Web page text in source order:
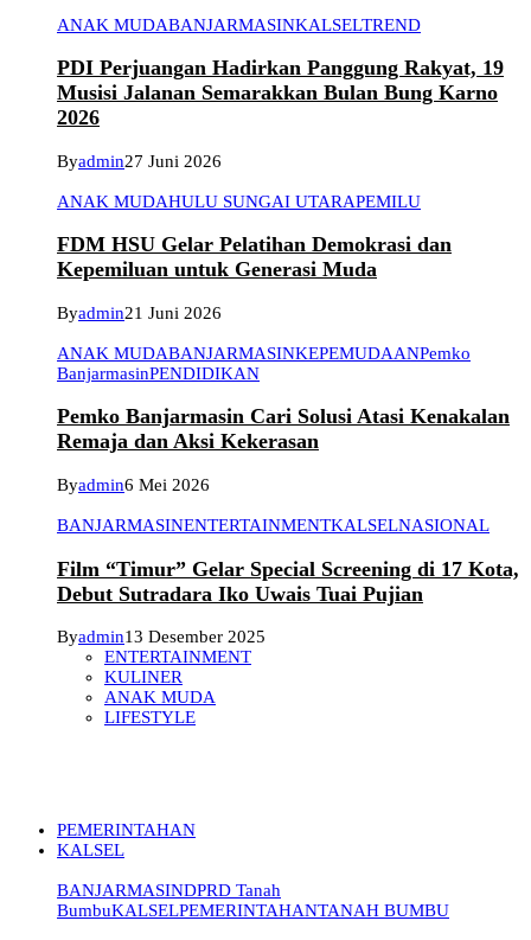
ANAK MUDABANJARMASINKALSELTREND
PDI Perjuangan Hadirkan Panggung Rakyat, 19
Musisi Jalanan Semarakkan Bulan Bung Karno
2026
Byadmin27 Juni 2026
ANAK MUDAHULU SUNGAI UTARAPEMILU
FDM HSU Gelar Pelatihan Demokrasi dan
Kepemiluan untuk Generasi Muda
Byadmin21 Juni 2026
ANAK MUDABANJARMASINKEPEMUDAANPemko
BanjarmasinPENDIDIKAN
Pemko Banjarmasin Cari Solusi Atasi Kenakalan
Remaja dan Aksi Kekerasan
Byadmin6 Mei 2026
BANJARMASINENTERTAINMENTKALSELNASIONAL
Film “Timur” Gelar Special Screening di 17 Kota,
Debut Sutradara Iko Uwais Tuai Pujian
Byadmin13 Desember 2025
ENTERTAINMENT
KULINER
ANAK MUDA
LIFESTYLE
PEMERINTAHAN
KALSEL
BANJARMASINDPRD Tanah
BumbuKALSELPEMERINTAHANTANAH BUMBU